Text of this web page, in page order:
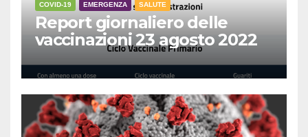
COVID-19 EMERGENZA SALUTE
Report giornaliero delle
vaccinazioni 23 agosto 2022